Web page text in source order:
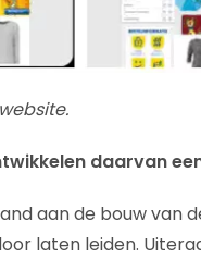
daarvan
aan de bouw
laten leiden.